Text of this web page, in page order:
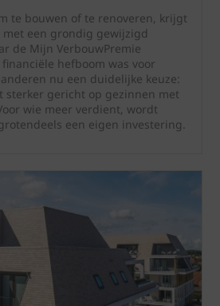
te bouwen of te renoveren, krijgt
met een grondig gewijzigd
de Mijn VerbouwPremie
hefboom was voor
nu een duidelijke keuze:
gericht op gezinnen met
wie meer verdient, wordt
een eigen investering.